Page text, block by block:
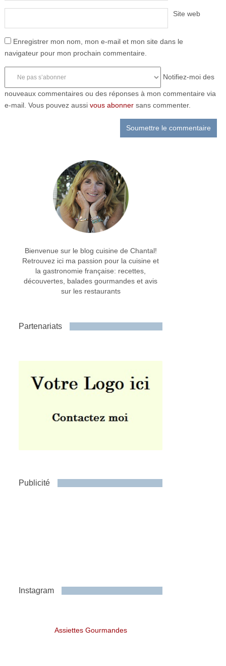
Site web
Enregistrer mon nom, mon e-mail et mon site dans le
navigateur pour mon prochain commentaire.
Notifiez-moi des
nouveaux commentaires ou des réponses à mon commentaire via
e-mail. Vous pouvez aussi vous abonnersans commenter.
Bienvenue sur le blog cuisine de Chantal!
Retrouvez ici ma passion pour la cuisine et
la gastronomie française: recettes,
découvertes, balades gourmandes et avis
sur les restaurants
Partenariats
Publicité
Instagram
Assiettes Gourmandes